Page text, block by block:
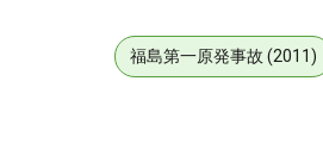
福島第一原発事故 (2011)